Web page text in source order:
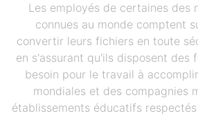
Les employés de certaines des
connues au monde comptent
convertir leurs fichiers en toute
en s'assurant qu'ils disposent des
besoin pour le travail à
mondiales et des compagnies
établissements éducatifs